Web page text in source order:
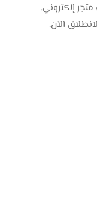
إلكتروني.